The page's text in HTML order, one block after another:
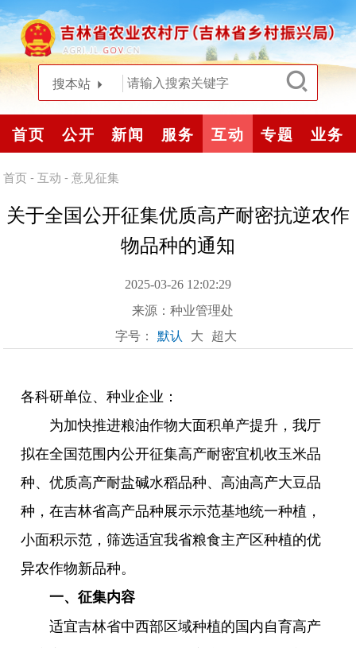
搜本站
首页 公开 新闻 服务 互动 专题 业务
首页 -互动 -意见征集
关于全国公开征集优质高产耐密抗逆农作
物品种的通知
2025-03-26 12:02:29
来源： 种业管理处
字号： 默认 大 超大
各科研单位、种业企业：
为加快推进粮油作物大面积单产提升，我厅
拟在全国范围内公开征集高产耐密宜机收玉米品
种、优质高产耐盐碱水稻品种、高油高产大豆品
种，在吉林省高产品种展示示范基地统一种植，
小面积示范，筛选适宜我省粮食主产区种植的优
异农作物新品种。
一、征集内容
适宜吉林省中西部区域种植的国内自育高产